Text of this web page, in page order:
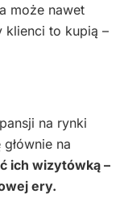
może nawet
klienci to kupią –
na rynki
na
ich wizytówką –
ery.